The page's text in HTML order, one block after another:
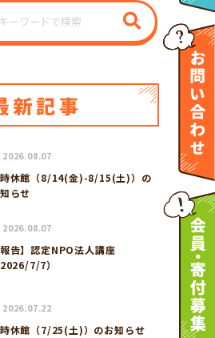
2026.08.07
休館（8/14(金)-8/15(土)）の
らせ
2026.08.07
報告】認定NPO法人講座
2026/7/7）
2026.07.22
休館（7/25(土)）のお知らせ